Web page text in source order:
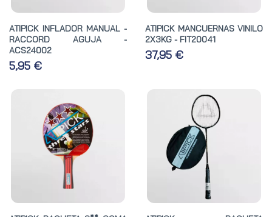
ATIPICK INFLADOR MANUAL -
RACCORD AGUJA -
ACS24002
5,95 €
ATIPICK MANCUERNAS VINILO
2X3KG - FIT20041
37,95 €